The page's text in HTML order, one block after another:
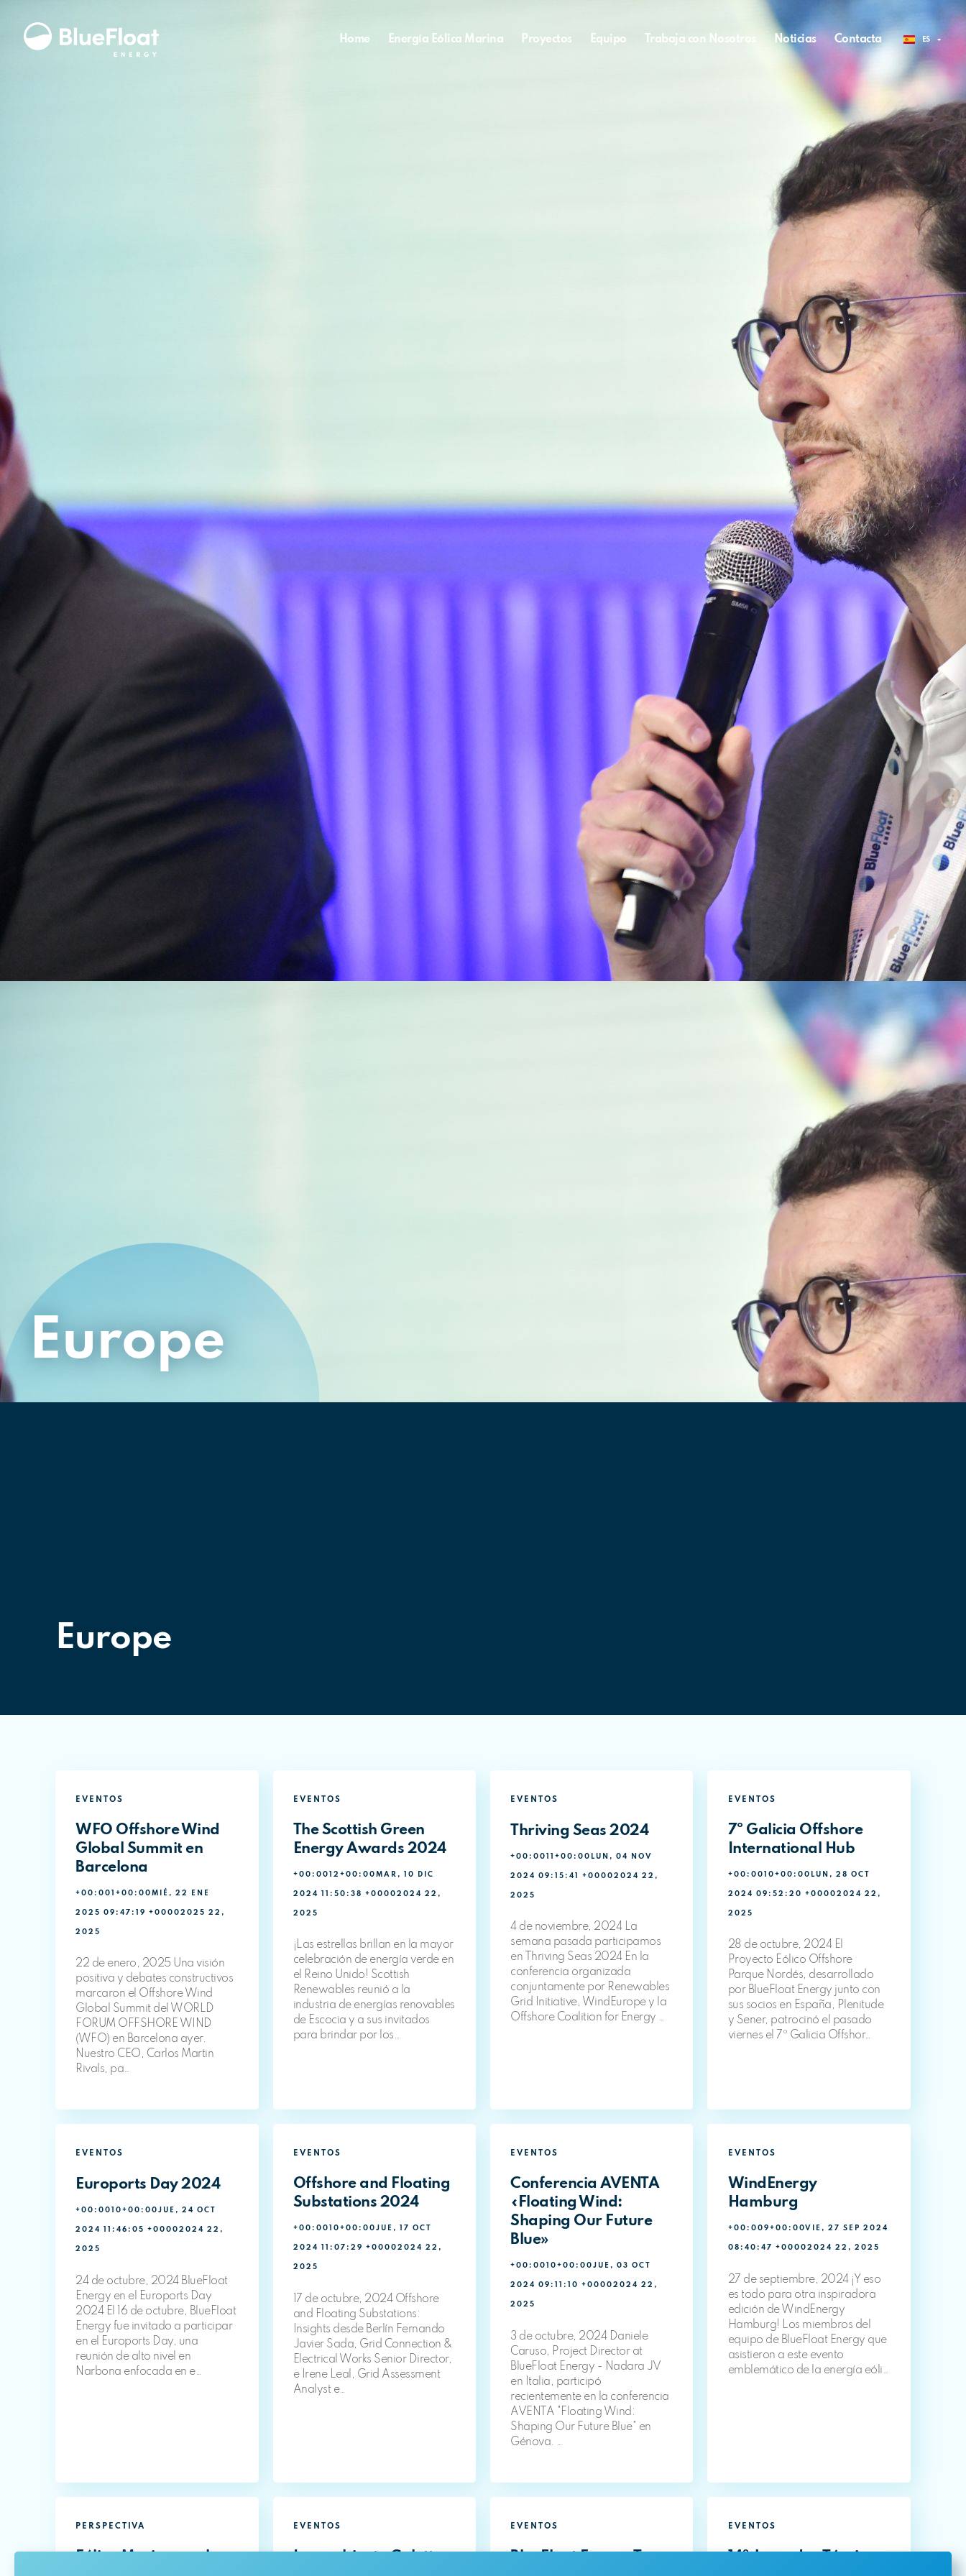
Home Energía Eólica Marina Proyectos Equipo Trabaja con Nosotros Noticias Contacta ES
Europe
Europe
EVENTOS
WFO Offshore Wind
Global Summit en
Barcelona
+00:001+00:00MIÉ, 22 ENE
2025 09:47:19 +00002025 22,
2025
22 de enero, 2025 Una visión
positiva y debates constructivos
marcaron el Offshore Wind
Global Summit del WORLD
FORUM OFFSHORE WIND
(WFO) en Barcelona ayer.
Nuestro CEO, Carlos Martin
Rivals, pa…
EVENTOS
The Scottish Green
Energy Awards 2024
+00:0012+00:00MAR, 10 DIC
2024 11:50:38 +00002024 22,
2025
¡Las estrellas brillan en la mayor
celebración de energía verde en
el Reino Unido! Scottish
Renewables reunió a la
industria de energías renovables
de Escocia y a sus invitados
para brindar por los…
EVENTOS
Thriving Seas 2024
+00:0011+00:00LUN, 04 NOV
2024 09:15:41 +00002024 22,
2025
4 de noviembre, 2024 La
semana pasada participamos
en Thriving Seas 2024 En la
conferencia organizada
conjuntamente por Renewables
Grid Initiative, WindEurope y la
Offshore Coalition for Energy …
EVENTOS
7º Galicia Offshore
International Hub
+00:0010+00:00LUN, 28 OCT
2024 09:52:20 +00002024 22,
2025
28 de octubre, 2024 El
Proyecto Eólico Offshore
Parque Nordés, desarrollado
por BlueFloat Energy junto con
sus socios en España, Plenitude
y Sener, patrocinó el pasado
viernes el 7º Galicia Offshor…
EVENTOS
Euroports Day 2024
+00:0010+00:00JUE, 24 OCT
2024 11:46:05 +00002024 22,
2025
24 de octubre, 2024 BlueFloat
Energy en el Euroports Day
2024 El 16 de octubre, BlueFloat
Energy fue invitado a participar
en el Euroports Day, una
reunión de alto nivel en
Narbona enfocada en e…
EVENTOS
Offshore and Floating
Substations 2024
+00:0010+00:00JUE, 17 OCT
2024 11:07:29 +00002024 22,
2025
17 de octubre, 2024 Offshore
and Floating Substations:
Insights desde Berlín Fernando
Javier Sada, Grid Connection &
Electrical Works Senior Director,
e Irene Leal, Grid Assessment
Analyst e…
EVENTOS
Conferencia AVENTA
«Floating Wind:
Shaping Our Future
Blue»
+00:0010+00:00JUE, 03 OCT
2024 09:11:10 +00002024 22,
2025
3 de octubre, 2024 Daniele
Caruso, Project Director at
BlueFloat Energy - Nadara JV
en Italia, participó
recientemente en la conferencia
AVENTA "Floating Wind:
Shaping Our Future Blue" en
Génova. …
EVENTOS
WindEnergy
Hamburg
+00:009+00:00VIE, 27 SEP 2024
08:40:47 +00002024 22, 2025
27 de septiembre, 2024 ¡Y eso
es todo para otra inspiradora
edición de WindEnergy
Hamburg! Los miembros del
equipo de BlueFloat Energy que
asistieron a este evento
emblemático de la energía eóli…
PERSPECTIVA
Eólica Marina en el
EVENTOS
Legambiente Goletta
EVENTOS
BlueFloat Energy Team
EVENTOS
14º Jornadas Técnicas